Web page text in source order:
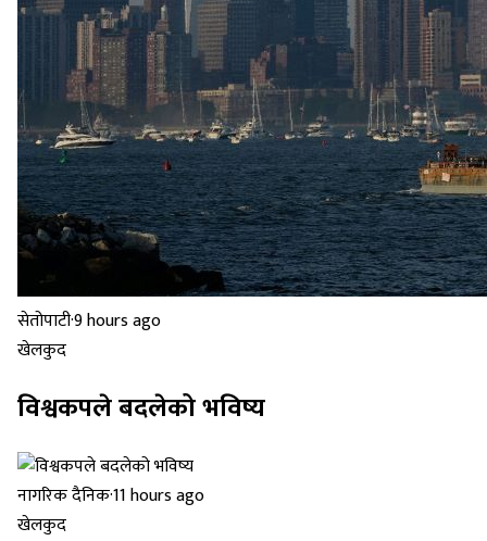
सेतोपाटी·9 hours ago
खेलकुद
विश्वकपले बदलेको भविष्य
नागरिक दैनिक·11 hours ago
खेलकुद